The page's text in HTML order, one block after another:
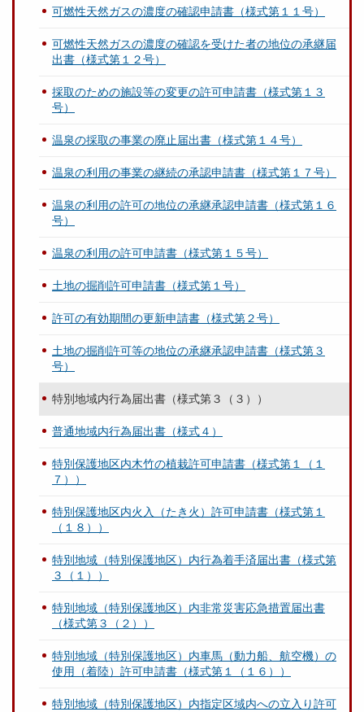
可燃性天然ガスの濃度の確認申請書（様式第１１号）
可燃性天然ガスの濃度の確認を受けた者の地位の承継届
出書（様式第１２号）
採取のための施設等の変更の許可申請書（様式第１３
号）
温泉の採取の事業の廃止届出書（様式第１４号）
温泉の利用の事業の継続の承認申請書（様式第１７号）
温泉の利用の許可の地位の承継承認申請書（様式第１６
号）
温泉の利用の許可申請書（様式第１５号）
土地の掘削許可申請書（様式第１号）
許可の有効期間の更新申請書（様式第２号）
土地の掘削許可等の地位の承継承認申請書（様式第３
号）
特別地域内行為届出書（様式第３（３））
普通地域内行為届出書（様式４）
特別保護地区内木竹の植栽許可申請書（様式第１（１
７））
特別保護地区内火入（たき火）許可申請書（様式第１
（１８））
特別地域（特別保護地区）内行為着手済届出書（様式第
３（１））
特別地域（特別保護地区）内非常災害応急措置届出書
（様式第３（２））
特別地域（特別保護地区）内車馬（動力船、航空機）の
使用（着陸）許可申請書（様式第１（１６））
特別地域（特別保護地区）内指定区域内への立入り許可